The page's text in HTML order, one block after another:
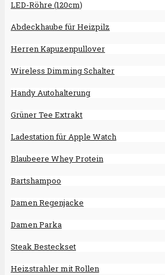
LED-Röhre (120cm)
Abdeckhaube für Heizpilz
Herren Kapuzenpullover
Wireless Dimming Schalter
Handy Autohalterung
Grüner Tee Extrakt
Ladestation für Apple Watch
Blaubeere Whey Protein
Bartshampoo
Damen Regenjacke
Damen Parka
Steak Besteckset
Heizstrahler mit Rollen